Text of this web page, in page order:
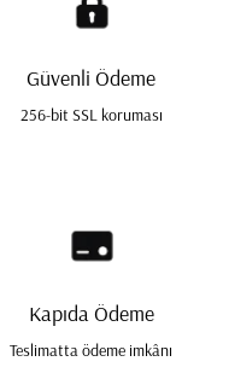
Güvenli Ödeme
256-bit SSL koruması
Kapıda Ödeme
Teslimatta ödeme imkânı